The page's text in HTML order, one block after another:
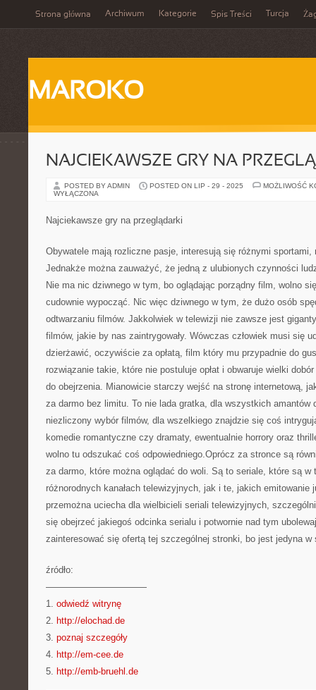
Strona główna Archiwum Kategorie Spis Treści Turcja
MAROKO
NAJCIEKAWSZE GRY NA
POSTED BY ADMIN POSTED ON LIP - 29 - 2025
MOŻLIWOŚĆ
WYŁĄCZONA
Najciekawsze gry na przeglądarki
Obywatele mają rozliczne pasje, interesują się różnymi
Jednakże można zauważyć, że jedną z ulubionych czynności
Nie ma nic dziwnego w tym, bo oglądając porządny film, wolno
cudownie wypocząć. Nic więc dziwnego w tym, że dużo osób
odtwarzaniu filmów. Jakkolwiek w telewizji nie zawsze jest
filmów, jakie by nas zaintrygowały. Wówczas człowiek musi się
dzierżawić, oczywiście za opłatą, film który mu przypadnie do
rozwiązanie takie, które nie postuluje opłat i obwaruje wielki
do obejrzenia. Mianowicie starczy wejść na stronę internetową,
za darmo bez limitu. To nie lada gratka, dla wszystkich amantów
niezliczony wybór filmów, dla wszelkiego znajdzie się coś
komedie romantyczne czy dramaty, ewentualnie horrory oraz
wolno tu odszukać coś odpowiedniego.Oprócz za stronce są
za darmo, które można oglądać do woli. Są to seriale, które są w
różnorodnych kanałach telewizyjnych, jak i te, jakich emitowanie
przemożna uciecha dla wielbicieli seriali telewizyjnych,
się obejrzeć jakiegoś odcinka serialu i potwornie nad tym
zainteresować się ofertą tej szczególnej stronki, bo jest jedyna w
źródło:
———————————
1. odwiedź witrynę
2. http://elochad.de
3. poznaj szczegóły
4. http://em-cee.de
5. http://emb-bruehl.de